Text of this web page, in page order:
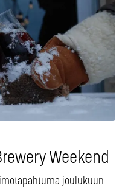
Weekend
joulukuun